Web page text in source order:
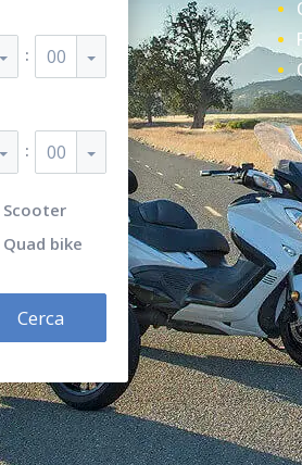
: 00
: 00
Scooter
Quad bike
Cerca